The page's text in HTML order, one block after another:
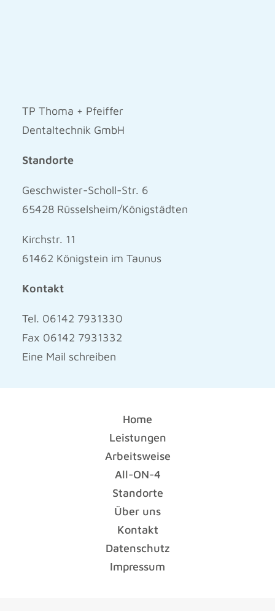
TP Thoma + Pfeiffer
Dentaltechnik GmbH
Standorte
Geschwister-Scholl-Str. 6
65428 Rüsselsheim/Königstädten
Kirchstr. 11
61462 Königstein im Taunus
Kontakt
Tel. 06142 7931330
Fax 06142 7931332
Eine Mail schreiben
Home
Leistungen
Arbeitsweise
All-ON-4
Standorte
Über uns
Kontakt
Datenschutz
Impressum